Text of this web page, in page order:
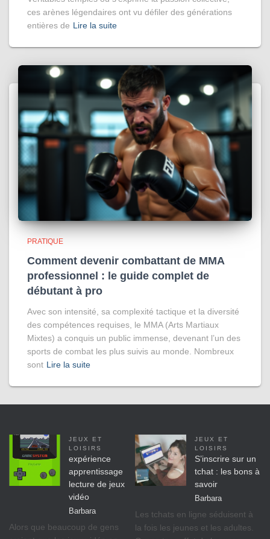
ces arènes légendaires ont vu défiler des générations
entières de Lire la suite
PRATIQUE
Comment devenir combattant de MMA
professionnel : le guide complet de
débutant à pro
Avec son intensité, sa complexité tactique et la diversité
des compétences requises, le MMA (Arts Martiaux
Mixtes) a conquis un public immense, devenant l’un des
sports de combat les plus suivis au monde. Nombreux
sont Lire la suite
JEUX ET
LOISIRS
expérience
apprentissage
lecture de jeux
vidéo
Barbara
Alors que beaucoup de gens
JEUX ET
LOISIRS
S’inscrire sur un
tchat : les bons à
savoir
Barbara
Les tchats en ligne séduisent à
la fois les jeunes et les adultes.